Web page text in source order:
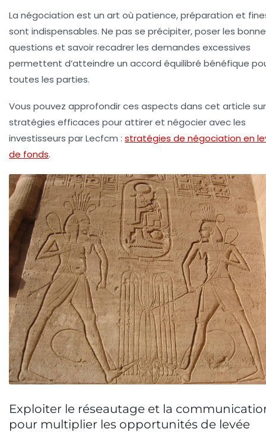
La négociation est un art où patience, préparation et
sont indispensables. Ne pas se précipiter, poser les
questions et savoir recadrer les demandes excessives
permettent d’atteindre un accord équilibré bénéfique
toutes les parties.
Vous pouvez approfondir ces aspects dans cet article
stratégies efficaces pour attirer et négocier avec les
investisseurs par Lecfcm : stratégies de négociation en
de fonds.
Exploiter le réseautage et la
pour multiplier les opportunités de levée